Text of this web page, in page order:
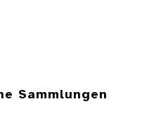
Sammlungen